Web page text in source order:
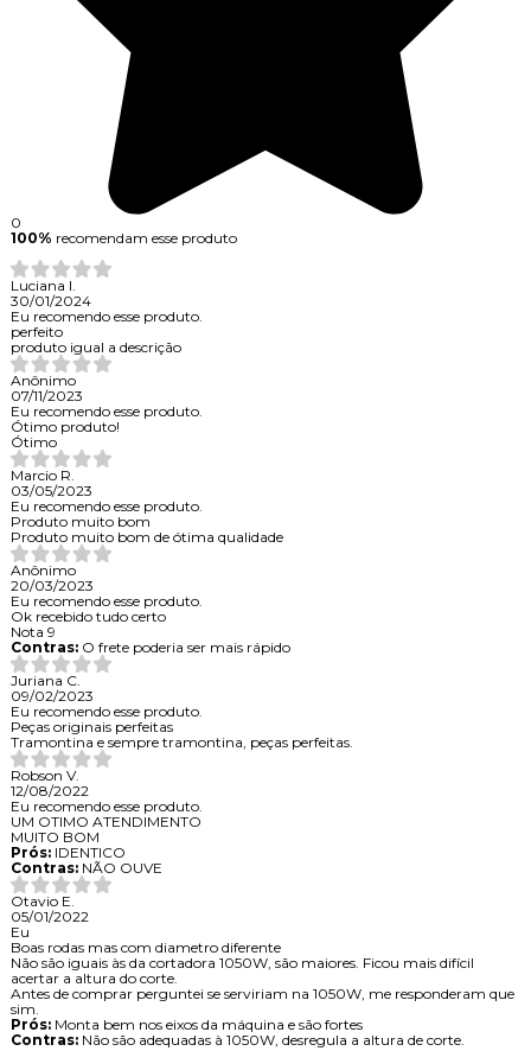
0
100% recomendam esse produto
Luciana I.
30/01/2024
Eu recomendo esse produto.
perfeito
produto igual a descrição
Anônimo
07/11/2023
Eu recomendo esse produto.
Ótimo produto!
Ótimo
Marcio R.
03/05/2023
Eu recomendo esse produto.
Produto muito bom
Produto muito bom de ótima qualidade
Anônimo
20/03/2023
Eu recomendo esse produto.
Ok recebido tudo certo
Nota 9
Contras: O frete poderia ser mais rápido
Juriana C.
09/02/2023
Eu recomendo esse produto.
Peças originais perfeitas
Tramontina e sempre tramontina, peças perfeitas.
Robson V.
12/08/2022
Eu recomendo esse produto.
UM OTIMO ATENDIMENTO
MUITO BOM
Prós: IDENTICO
Contras: NÃO OUVE
Otavio E.
05/01/2022
Eu
Boas rodas mas com diametro diferente
Não são iguais às da cortadora 1050W, são maiores. Ficou mais difícil
acertar a altura do corte.
Antes de comprar perguntei se serviriam na 1050W, me responderam que
sim.
Prós: Monta bem nos eixos da máquina e são fortes
Contras: Não são adequadas à 1050W, desregula a altura de corte.